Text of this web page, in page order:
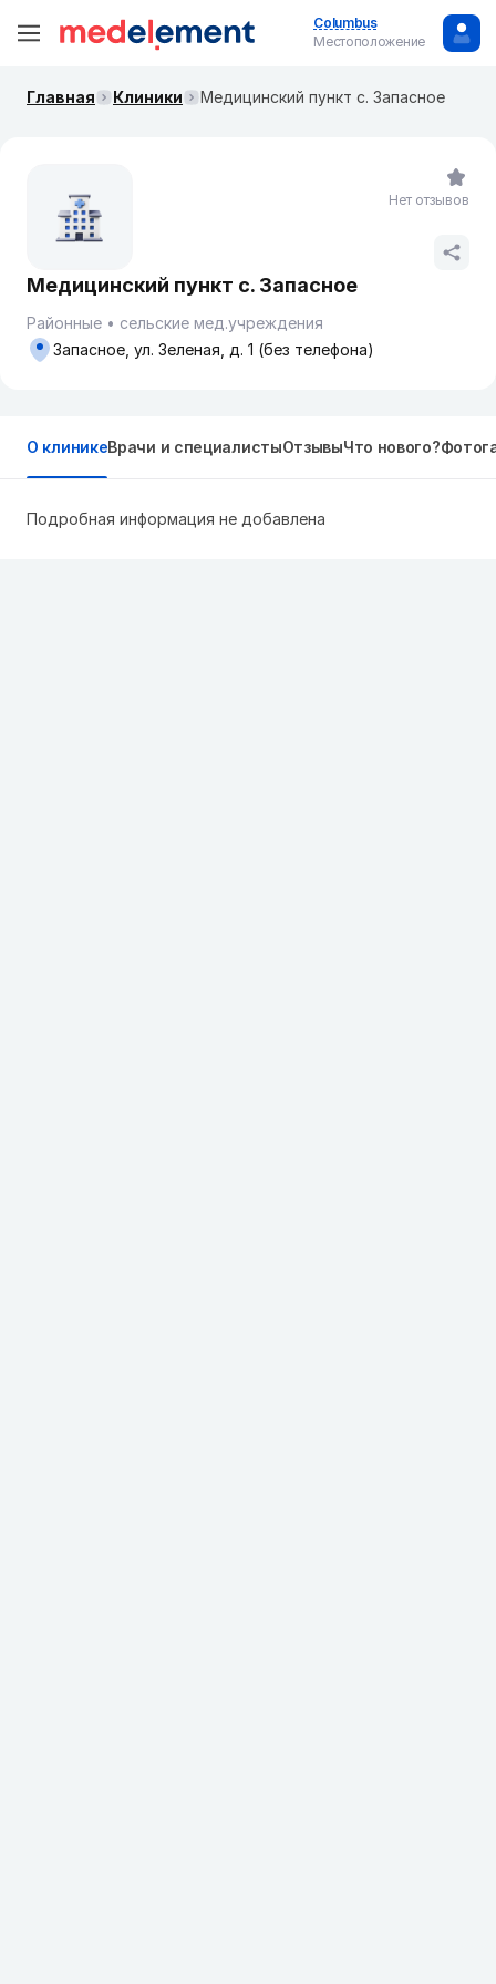
Columbus
Местоположение
Главная Клиники Медицинский пункт с. Запасное
Медицинский пункт с. Запасное
Районные
сельские мед.учреждения
Запасное, ул. Зеленая, д. 1 (без телефона)
Нет отзывов
О клиникеВрачи и специалистыОтзывыЧто нового?
Подробная информация не добавлена